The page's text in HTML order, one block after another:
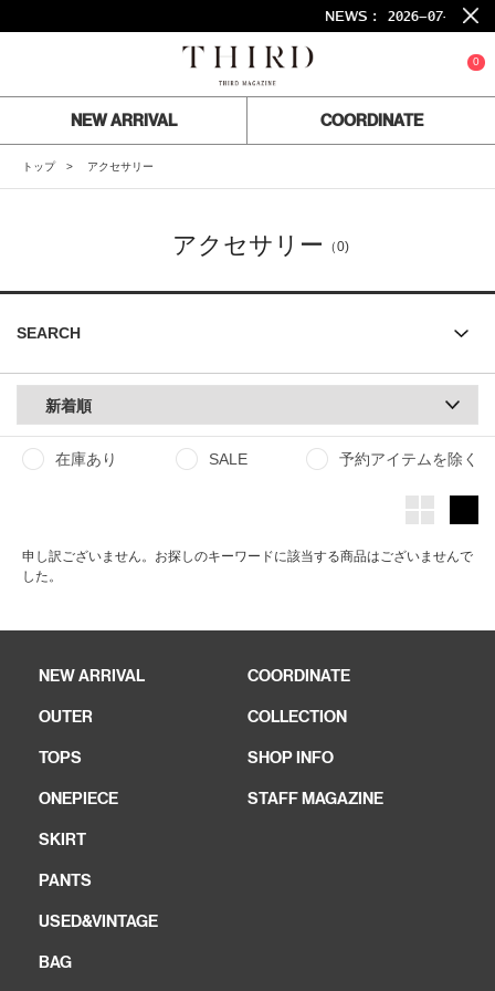
NEWS : 2026-07-24
0
NEW ARRIVAL COORDINATE
トップ アクセサリー
アクセサリー （0)
SEARCH
新着順
在庫あり SALE 予約アイテムを除く
申し訳ございません。お探しのキーワードに該当する商品はございませんで
した。
NEW ARRIVAL
OUTER
TOPS
ONEPIECE
SKIRT
PANTS
USED&VINTAGE
BAG
COORDINATE
COLLECTION
SHOP INFO
STAFF MAGAZINE